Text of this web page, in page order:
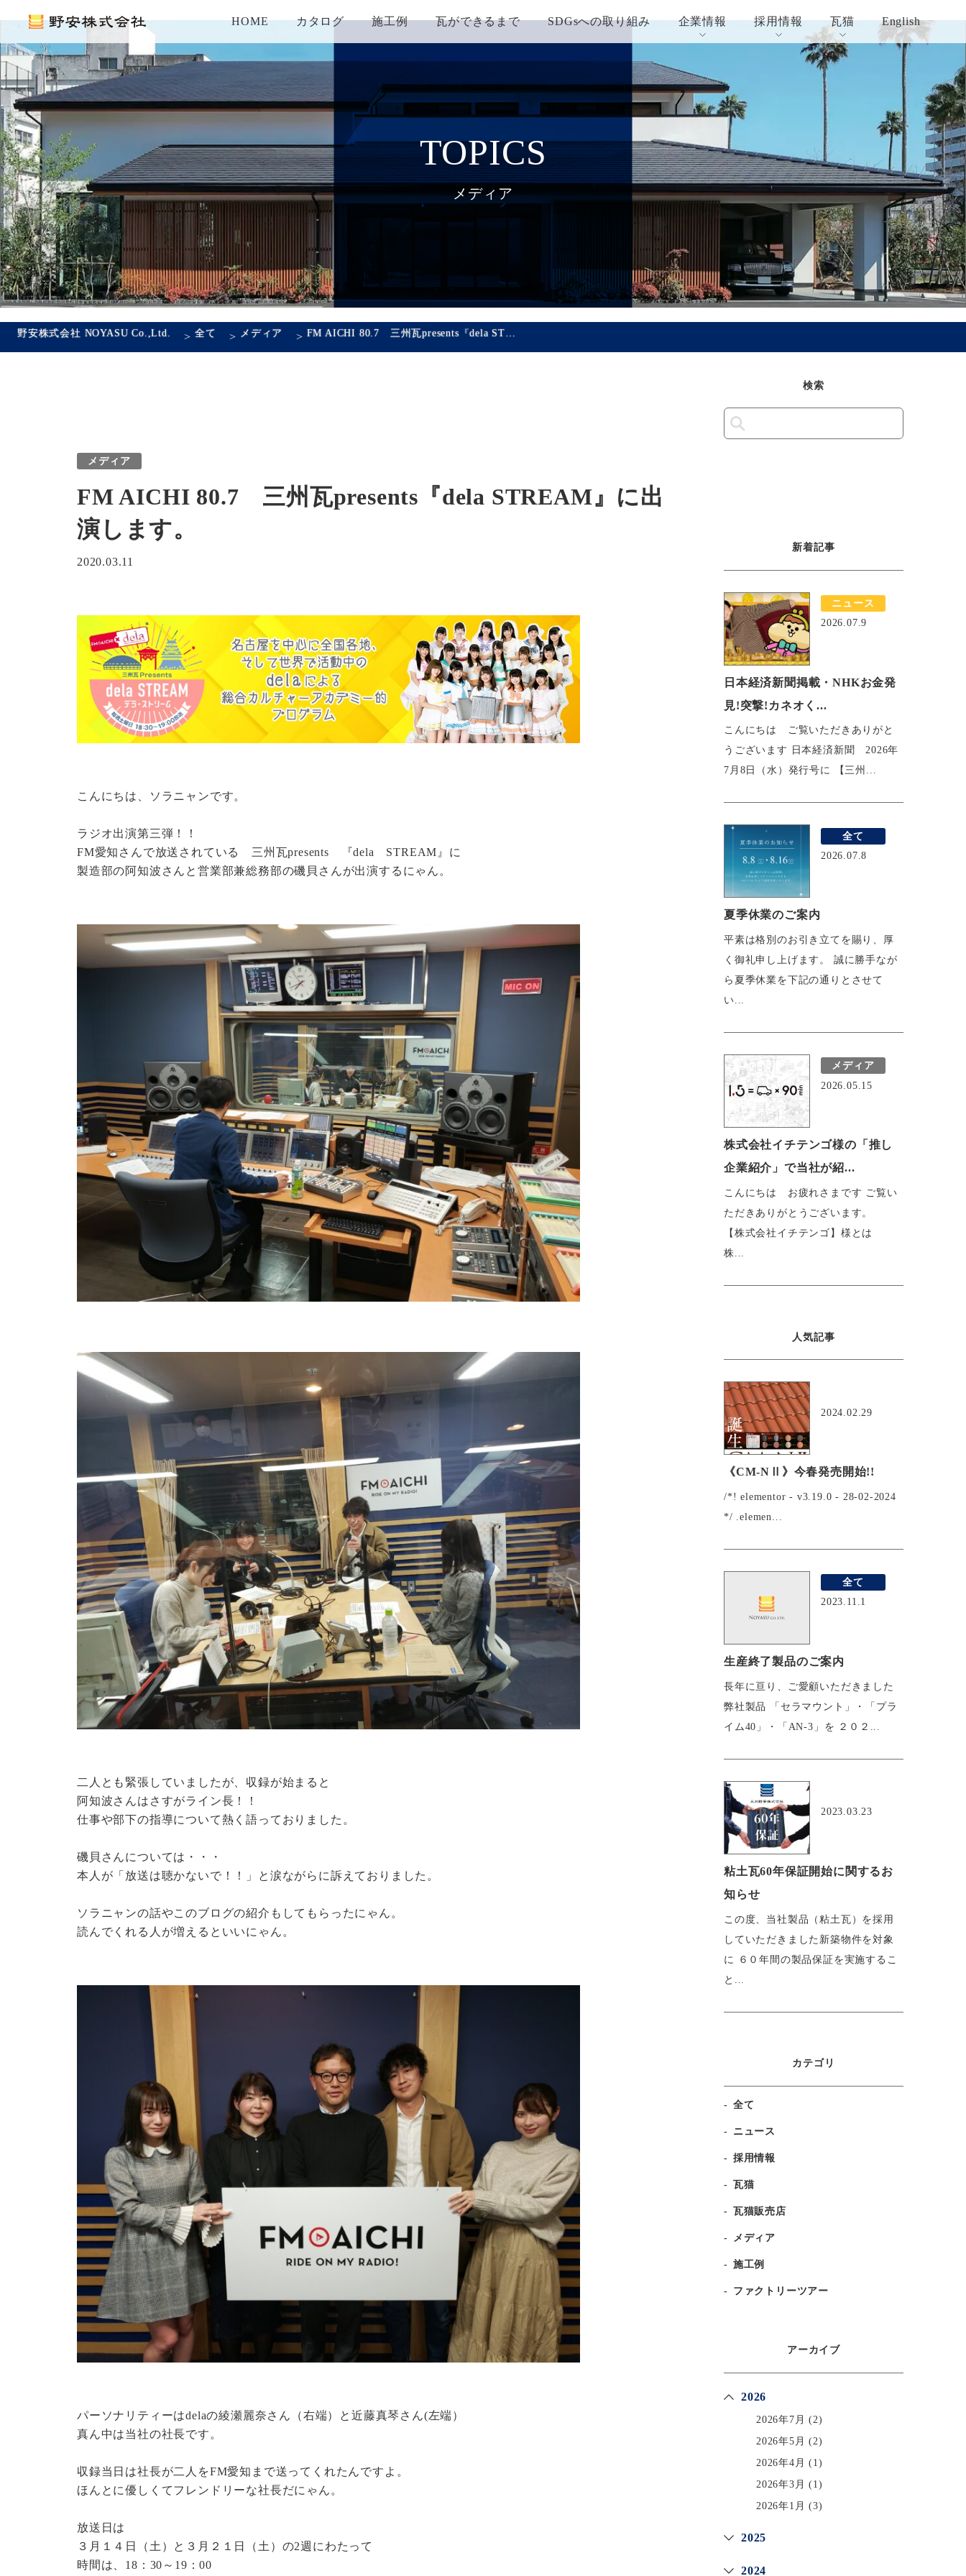
HOME カタログ 施工例 瓦ができるまで SDGsへの取り組み 企業情報 採用情報 瓦猫 English
TOPICS
メディア
野安株式会社 NOYASU Co.,Ltd. >全て > メディア > FM AICHI 80.7 三州瓦presents『dela STREAM』に出演します。
メディア
FM AICHI 80.7 三州瓦presents『dela STREAM』に出
演します。
2020.03.11
こんにちは、ソラニャンです。
ラジオ出演第三弾！！
FM愛知さんで放送されている 三州瓦presents 『dela STREAM』に
製造部の阿知波さんと営業部兼総務部の磯貝さんが出演するにゃん。
二人とも緊張していましたが、収録が始まると
阿知波さんはさすがライン長！！
仕事や部下の指導について熱く語っておりました。
磯貝さんについては・・・
本人が「放送は聴かないで！！」と涙ながらに訴えておりました。
ソラニャンの話やこのブログの紹介もしてもらったにゃん。
読んでくれる人が増えるといいにゃん。
パーソナリティーはdelaの綾瀬麗奈さん（右端）と近藤真琴さん(左端）
真ん中は当社の社長です。
収録当日は社長が二人をFM愛知まで送ってくれたんですよ。
ほんとに優しくてフレンドリーな社長だにゃん。
放送日は
３月１４日（土）と３月２１日（土）の2週にわたって
時間は、18：30～19：00
検索
新着記事
ニュース
2026.07.9
日本経済新聞掲載・NHKお金発
見!突撃!カネオく...
こんにちは ご覧いただきありがと
うございます 日本経済新聞 2026年
7月8日（水）発行号に 【三州...
全て
2026.07.8
夏季休業のご案内
平素は格別のお引き立てを賜り、厚
く御礼申し上げます。 誠に勝手なが
ら夏季休業を下記の通りとさせて
い...
メディア
2026.05.15
株式会社イチテンゴ様の「推し
企業紹介」で当社が紹...
こんにちは お疲れさまです ご覧い
ただきありがとうございます。
【株式会社イチテンゴ】様とは
株...
人気記事
2024.02.29
《CM-NⅡ》今春発売開始!!
/*! elementor - v3.19.0 - 28-02-2024
*/ .elemen...
全て
2023.11.1
生産終了製品のご案内
長年に亘り、ご愛顧いただきました
弊社製品 「セラマウント」・「プラ
イム40」・「AN-3」を ２０２...
2023.03.23
粘土瓦60年保証開始に関するお
知らせ
この度、当社製品（粘土瓦）を採用
していただきました新築物件を対象
に ６０年間の製品保証を実施するこ
と...
カテゴリ
全て
ニュース
採用情報
瓦猫
瓦猫販売店
メディア
施工例
ファクトリーツアー
アーカイブ
2026
2026年7月 (2)
2026年5月 (2)
2026年4月 (1)
2026年3月 (1)
2026年1月 (3)
2025
2024